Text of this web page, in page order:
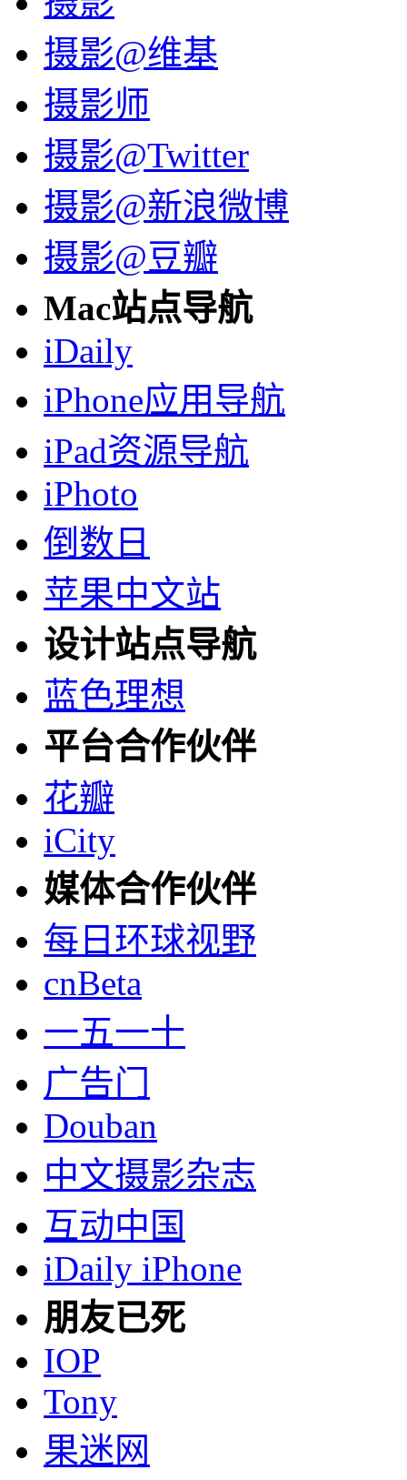
摄影@维基
摄影师
摄影@Twitter
摄影@新浪微博
摄影@豆瓣
Mac站点导航
iDaily
iPhone应用导航
iPad资源导航
iPhoto
倒数日
苹果中文站
设计站点导航
蓝色理想
平台合作伙伴
花瓣
iCity
媒体合作伙伴
每日环球视野
cnBeta
一五一十
广告门
Douban
中文摄影杂志
互动中国
iDaily iPhone
朋友已死
IOP
Tony
果迷网